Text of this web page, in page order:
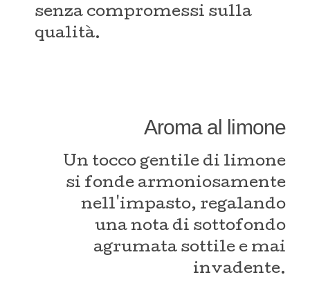
senza compromessi sulla
qualità.
Aroma al limone
Un tocco gentile di limone
si fonde armoniosamente
nell'impasto, regalando
una nota di sottofondo
agrumata sottile e mai
invadente.